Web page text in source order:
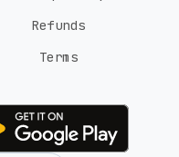
Refunds
Terms